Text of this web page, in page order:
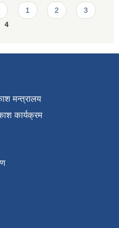
1 2
3
4
मन्त्रालय
कार्यक्रम